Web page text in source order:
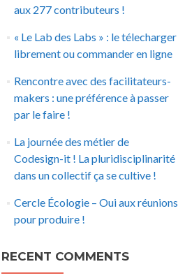
aux 277 contributeurs !
« Le Lab des Labs » : le télecharger
librement ou commander en ligne
Rencontre avec des facilitateurs-
makers : une préférence à passer
par le faire !
La journée des métier de
Codesign-it ! La pluridisciplinarité
dans un collectif ça se cultive !
Cercle Écologie – Oui aux réunions
pour produire !
RECENT COMMENTS